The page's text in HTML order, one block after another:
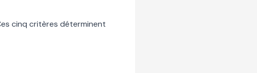
cinq critères déterminent